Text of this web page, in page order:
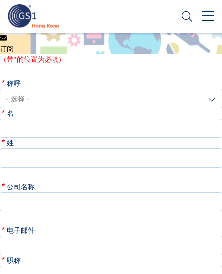
主
要
内
Header
Top
Menu
申请条码
订阅
（带*的位置为必填）
称呼
名
姓
公司名称
电子邮件
职称